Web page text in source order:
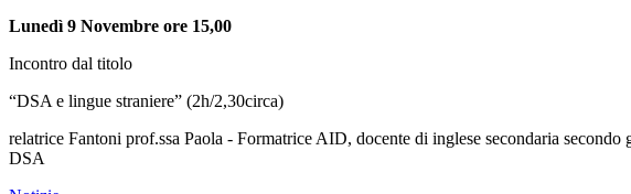
Lunedì 9 Novembre ore 15,00
Incontro dal titolo
“DSA e lingue straniere” (2h/2,30circa)
relatrice Fantoni prof.ssa Paola - Formatrice AID, docente di inglese secondaria
DSA